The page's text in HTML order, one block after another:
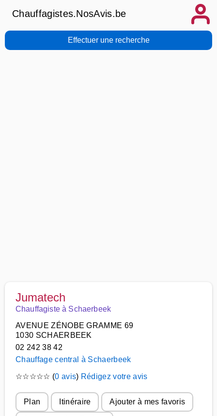
Chauffagistes.NosAvis.be
Effectuer une recherche
Jumatech
Chauffagiste à Schaerbeek
AVENUE ZÉNOBE GRAMME 69
1030 SCHAERBEEK
02 242 38 42
Chauffage central à Schaerbeek
☆☆☆☆☆ (0 avis) Rédigez votre avis
Plan Itinéraire Ajouter à mes favoris